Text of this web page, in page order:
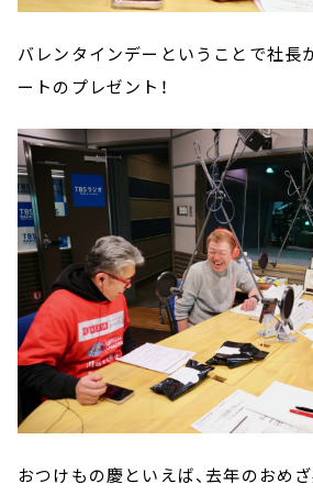
バレンタインデーということで社長
ートのプレゼント！
おつけもの慶といえば、去年のおめ